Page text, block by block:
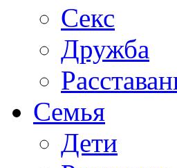
Секс
Дружба
Семья
Дети